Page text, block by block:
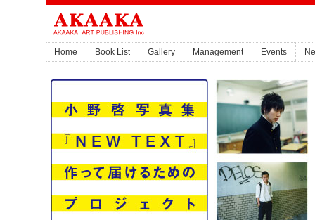
Home Book List Gallery Management Events